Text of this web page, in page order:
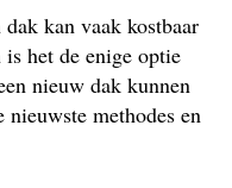
kan vaak kostbaar
het de enige optie
nieuw dak kunnen
methodes en